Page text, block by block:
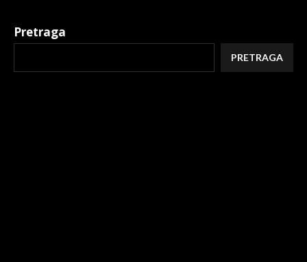
Pretraga
PRETRAGA